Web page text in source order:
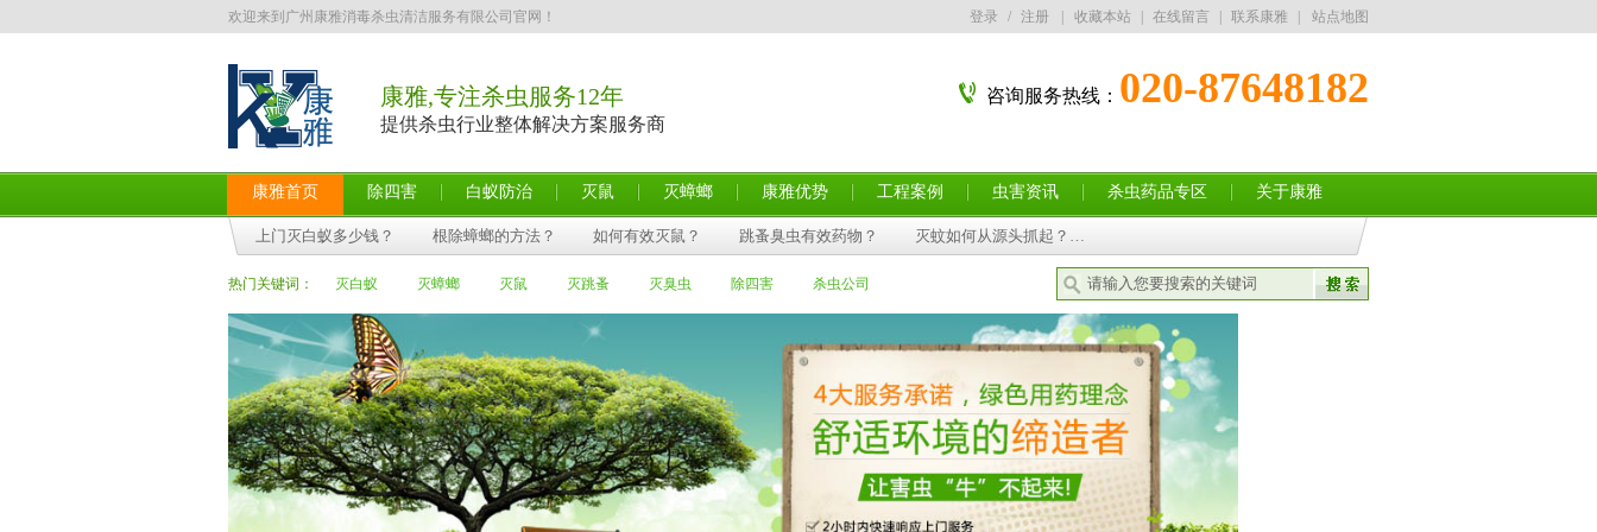
登录 / 注册 收藏本站 在线留言 联系康雅 站点地图
欢迎来到广州康雅消毒杀虫清洁服务有限公司官网！
康雅,专注杀虫服务12年
提供杀虫行业整体解决方案服务商
咨询服务热线： 020-87648182
康雅首页 除四害 白蚁防治 灭鼠 灭蟑螂 康雅优势 工程案例 虫害资讯 杀虫药品专区 关于康雅
上门灭白蚁多少钱？ 根除蟑螂的方法？ 如何有效灭鼠？ 跳蚤臭虫有效药物？ 灭蚊如何从源头抓起？…
热门关键词： 灭白蚁 灭蟑螂 灭鼠 灭跳蚤 灭臭虫 除四害 杀虫公司